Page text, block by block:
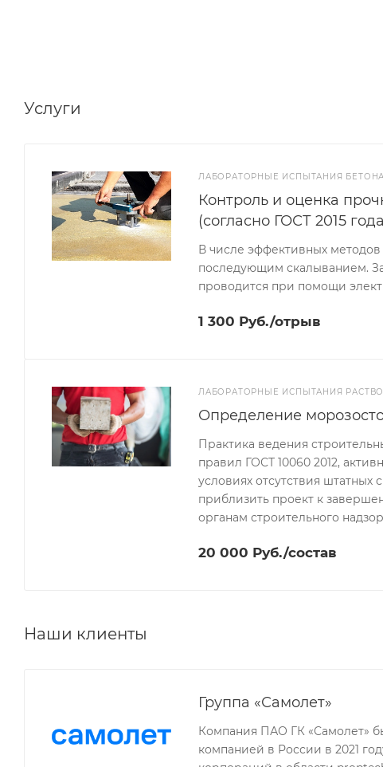
Услуги
ЛАБОРАТОРНЫЕ ИСПЫТАНИЯ БЕТОНА
Контроль и оценка
(согласно ГОСТ 2015
В числе эффективных
последующим скалыванием.
проводится при помощи
1 300 Руб./отрыв
ЛАБОРАТОРНЫЕ ИСПЫТАНИЯ
Определение
Практика ведения
правил ГОСТ 10060 2012,
условиях отсутствия
приблизить проект к
органам строительного
20 000 Руб./состав
Наши клиенты
Группа «Самолет»
Компания ПАО ГК «Самолет»
компанией в России в 2021